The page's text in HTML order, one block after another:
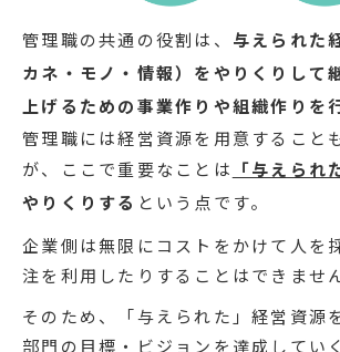
管理職の共通の役割は、 与えられた
カネ・モノ・情報）をやりくりして
上げるための事業作りや組織作りを
管理職には経営資源を用意すること
が、ここで重要なことは 「与えられ
やりくりする という点です。
企業側は無限にコストをかけて人を
注を利用したりすることはできません
そのため、「与えられた」経営資源
部門の目標・ビジョンを達成してい